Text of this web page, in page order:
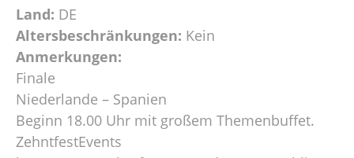
Land: DE
Altersbeschränkungen: Kein
Anmerkungen:
Finale
Niederlande – Spanien
Beginn 18.00 Uhr mit großem Themenbuffet.
ZehntfestEvents